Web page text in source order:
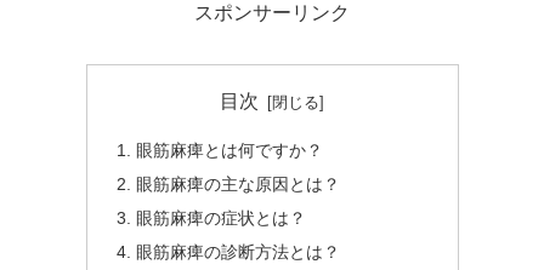
スポンサーリンク
目次
眼筋麻痺とは何ですか？
眼筋麻痺の主な原因とは？
眼筋麻痺の症状とは？
眼筋麻痺の診断方法とは？